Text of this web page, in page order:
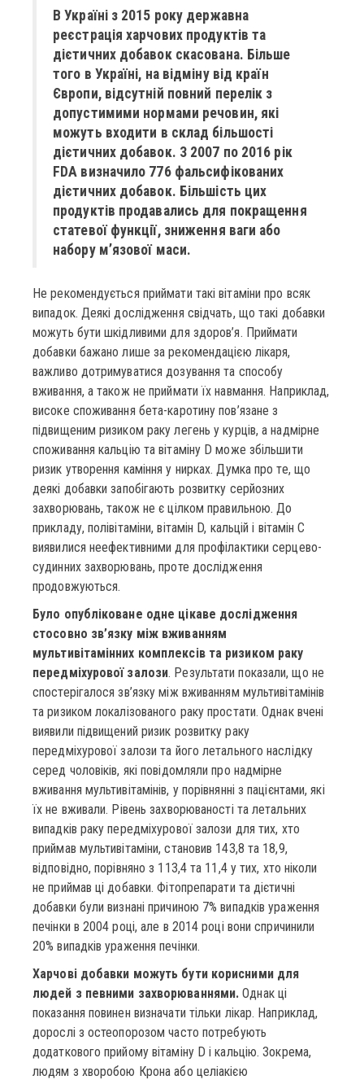
В Україні з 2015 року державна
реєстрація харчових продуктів та
дієтичних добавок скасована. Більше
того в Україні, на відміну від країн
Європи, відсутній повний перелік з
допустимими нормами речовин, які
можуть входити в склад більшості
дієтичних добавок. З 2007 по 2016 рік
FDA визначило 776 фальсифікованих
дієтичних добавок. Більшість цих
продуктів продавались для покращення
статевої функції, зниження ваги або
набору м’язової маси.
Не рекомендується приймати такі вітаміни про всяк
випадок. Деякі дослідження свідчать, що такі добавки
можуть бути шкідливими для здоров’я. Приймати
добавки бажано лише за рекомендацією лікаря,
важливо дотримуватися дозування та способу
вживання, а також не приймати їх навмання. Наприклад,
високе споживання бета-каротину пов’язане з
підвищеним ризиком раку легень у курців, а надмірне
споживання кальцію та вітаміну D може збільшити
ризик утворення каміння у нирках. Думка про те, що
деякі добавки запобігають розвитку серйозних
захворювань, також не є цілком правильною. До
прикладу, полівітаміни, вітамін D, кальцій і вітамін С
виявилися неефективними для профілактики серцево-
судинних захворювань, проте дослідження
продовжуються.
Було опубліковане одне цікаве дослідження
стосовно зв’язку між вживанням
мультивітамінних комплексів та ризиком раку
передміхурової залози. Результати показали, що не
спостерігалося зв’язку між вживанням мультивітамінів
та ризиком локалізованого раку простати. Однак вчені
виявили підвищений ризик розвитку раку
передміхурової залози та його летального наслідку
серед чоловіків, які повідомляли про надмірне
вживання мультивітамінів, у порівнянні з пацієнтами, які
їх не вживали. Рівень захворюваності та летальних
випадків раку передміхурової залози для тих, хто
приймав мультивітаміни, становив 143,8 та 18,9,
відповідно, порівняно з 113,4 та 11,4 у тих, хто ніколи
не приймав ці добавки. Фітопрепарати та дієтичні
добавки були визнані причиною 7% випадків ураження
печінки в 2004 році, але в 2014 році вони спричинили
20% випадків ураження печінки.
Харчові добавки можуть бути корисними для
людей з певними захворюваннями. Однак ці
показання повинен визначати тільки лікар. Наприклад,
дорослі з остеопорозом часто потребують
додаткового прийому вітаміну D і кальцію. Зокрема,
людям з хворобою Крона або целіакією